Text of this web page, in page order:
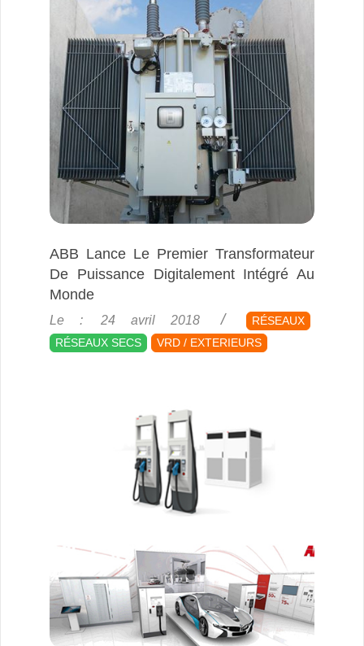
ABB Lance Le Premier Transformateur
De Puissance Digitalement Intégré Au
Monde
2018-
04-
24
Le : 24 avril 2018
RÉSEAUX
RÉSEAUX SECS
VRD / EXTERIEURS